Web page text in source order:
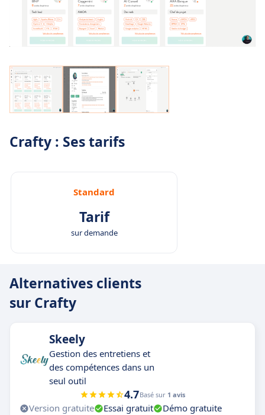
Crafty : Ses tarifs
Standard
Tarif
sur demande
Alternatives clients
sur Crafty
Skeely
Gestion des entretiens et
des compétences dans un
seul outil
4.7Basé sur 1 avis
Version gratuite Essai gratuit
Démo gratuite